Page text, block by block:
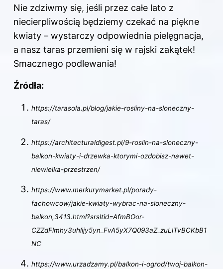
Nie zdziwmy się, jeśli przez całe lato z
niecierpliwością będziemy czekać na piękne
kwiaty – wystarczy odpowiednia pielęgnacja,
a nasz taras przemieni się w rajski zakątek!
Smacznego podlewania!
Źródła:
https://tarasola.pl/blog/jakie-rosliny-na-sloneczny-
taras/
https://architecturaldigest.pl/9-roslin-na-sloneczny-
balkon-kwiaty-i-drzewka-ktorymi-ozdobisz-nawet-
niewielka-przestrzen/
https://www.merkurymarket.pl/porady-
fachowcow/jakie-kwiaty-wybrac-na-sloneczny-
balkon,3413.html?srsltid=AfmBOor-
CZZdFlmhy3uhlijy5yn_FvA5yX7Q093aZ_zuLlTvBCKbB1
NC
https://www.urzadzamy.pl/balkon-i-ogrod/twoj-balkon-